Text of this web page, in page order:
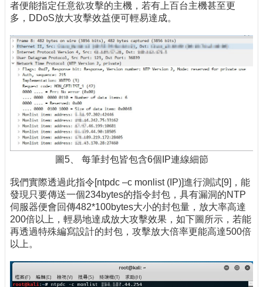
者便能指定任意欲攻擊的主機，若有上百台主機甚至更
多，DDoS放大攻擊效益便可輕易達成。
圖5、 每筆封包皆包含6個IP連線細節
我們實際透過此指令[ntpdc –c monlist (IP)]進行測試[9]，能
發現只要傳送一個234bytes的指令封包，具有漏洞的NTP
伺服器便會回傳482*100bytes大小的封包量，放大率高達
200倍以上，輕易地達成放大攻擊效果，如下圖所示，若能
再透過特殊編寫設計的封包，攻擊放大倍率更能高達500倍
以上。